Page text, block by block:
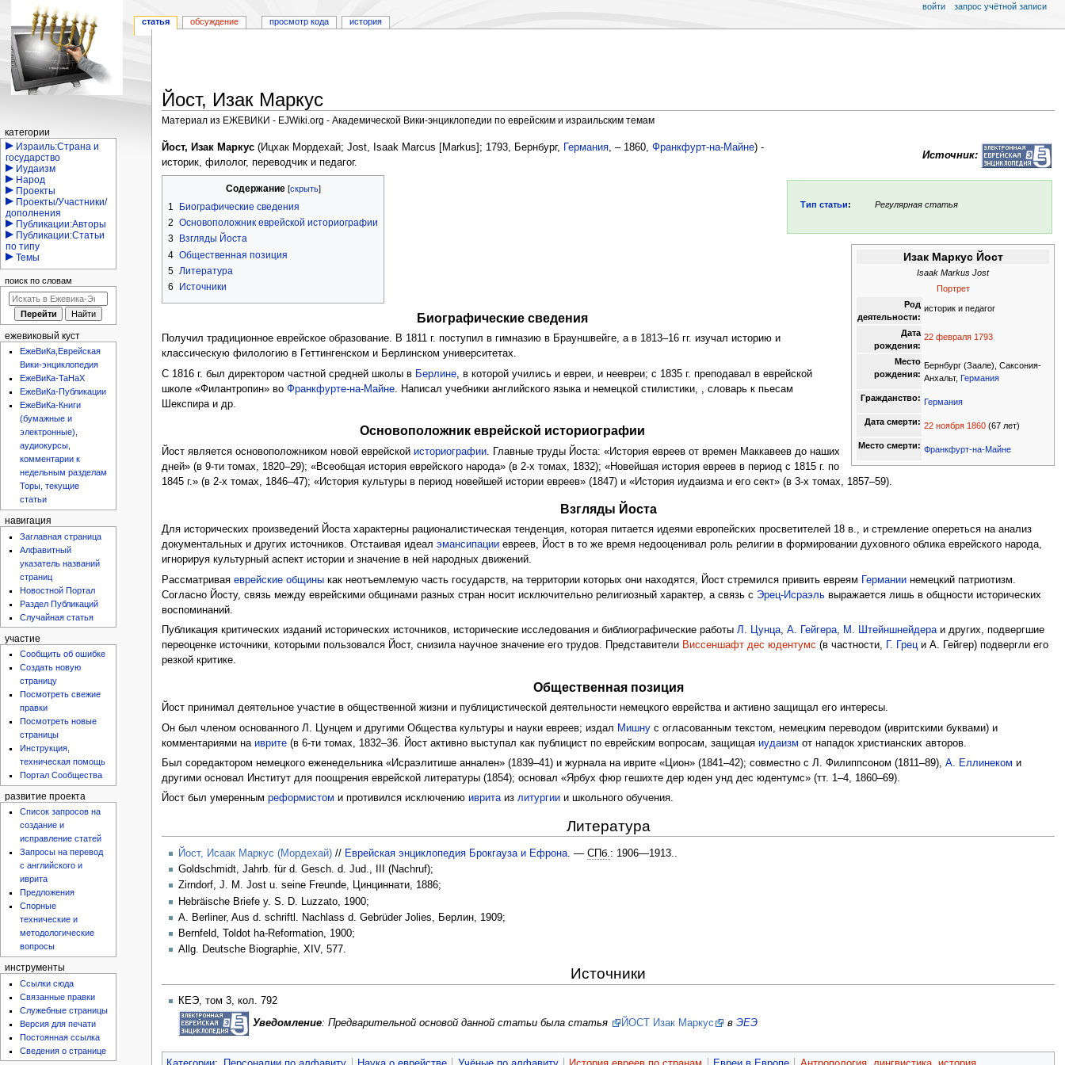
Йост, Изак Маркус
Материал из ЕЖЕВИКИ - EJWiki.org - Академической Вики-энциклопедии по еврейским и израильским темам
Перейти
к
навигации
Перейти
к
поиску
Источник:
Тип статьи: Регулярная статья
Изак Маркус Йост
Isaak Markus Jost
Портрет
Род
деятельности:
историк и педагог
Дата
рождения:
22 февраля 1793
Место
рождения:
Бернбург (Заале), Саксония-
Анхальт,Германия
Гражданство: Германия
Дата смерти: 22 ноября 1860 (67 лет)
Место смерти: Франкфурт-на-Майне
Йост, Изак Маркус (Ицхак Мордехай; Jost, Isaak Marcus [Markus]; 1793, Бернбург, Германия, – 1860,Франкфурт-на-Майне) -
историк, филолог, переводчик и педагог.
Содержание
1
Биографические сведения
2 Основоположник еврейской историографии
3
Взгляды Йоста
4 Общественная позиция
5 Литература
6
Источники
Биографические сведения
Получил традиционное еврейское образование. В 1811 г. поступил в гимназию в Брауншвейге, а в 1813–16 гг. изучал историю и
классическую филологию в Геттингенском и Берлинском университетах.
С 1816 г. был директором частной средней школы в Берлине , в которой учились и евреи, и неевреи; с 1835 г. преподавал в еврейской
школе «Филантропин» воФранкфурте-на-Майне . Написал учебники английского языка и немецкой стилистики, , словарь к пьесам
Шекспира и др.
Основоположник еврейской историографии
Йост является основоположником новой еврейскойисториографии. Главные труды Йоста: «История евреев от времен Маккавеев до наших
дней» (в 9-ти томах, 1820–29); «Всеобщая история еврейского народа» (в 2-х томах, 1832); «Новейшая история евреев в период с 1815 г. по
1845 г.» (в 2-х томах, 1846–47); «История культуры в период новейшей истории евреев» (1847) и «История иудаизма и его сект» (в 3-х томах, 1857–59).
Взгляды Йоста
Для исторических произведений Йоста характерны рационалистическая тенденция, которая питается идеями европейских просветителей 18 в., и стремление опереться на анализ
документальных и других источников. Отстаивая идеалэмансипации евреев, Йост в то же время недооценивал роль религии в формировании духовного облика еврейского народа,
игнорируя культурный аспект истории и значение в ней народных движений.
Рассматриваяеврейские общины как неотъемлемую часть государств, на территории которых они находятся, Йост стремился привить евреям Германии немецкий патриотизм.
Согласно Йосту, связь между еврейскими общинами разных стран носит исключительно религиозный характер, а связь с Эрец-Исраэль выражается лишь в общности исторических
воспоминаний.
Публикация критических изданий исторических источников, исторические исследования и библиографические работыЛ. Цунца,А. Гейгера, М. Штейншнейдераи других, подвергшие
переоценке источники, которыми пользовался Йост, снизила научное значение его трудов. Представители Виссеншафт дес юдентумс (в частности, Г. Греци А. Гейгер) подвергли его
резкой критике.
Общественная позиция
Йост принимал деятельное участие в общественной жизни и публицистической деятельности немецкого еврейства и активно защищал его интересы.
Он был членом основанного Л. Цунцем и другими Общества культуры и науки евреев; издал Мишну с огласованным текстом, немецким переводом (ивритскими буквами) и
комментариями наиврите (в 6-ти томах, 1832–36. Йост активно выступал как публицист по еврейским вопросам, защищаяиудаизм от нападок христианских авторов.
Был соредактором немецкого еженедельника «Исраэлитише аннален» (1839–41) и журнала на иврите «Цион» (1841–42); совместно с Л. Филиппсоном (1811–89),А. Еллинеком и
другими основал Институт для поощрения еврейской литературы (1854); основал «Ярбух фюр гешихте дер юден унд дес юдентумс» (тт. 1–4, 1860–69).
Йост был умереннымреформистом и противился исключениюивритаизлитургии и школьного обучения.
Литература
Йост, Исаак Маркус (Мордехай)// Еврейская энциклопедия Брокгауза и Ефрона. — СПб.: 1906—1913..
Goldschmidt, Jahrb. für d. Gesch. d. Jud., III (Nachruf);
Zirndorf, J. M. Jost u. seine Freunde, Цинциннати, 1886;
Hebräische Briefe у. S. D. Luzzato, 1900;
A. Berliner, Aus d. schriftl. Nachlass d. Gebrüder Jolies, Берлин, 1909;
Bernfeld, Toldot ha-Reformation, 1900;
Allg. Deutsche Biographie, XIV, 577.
Источники
КЕЭ, том 3, кол. 792
Уведомление: Предварительной основой данной статьи была статья ЙОСТ Изак Маркус в ЭЕЭ
Навигация
статья обсуждение просмотр кода история
войти запрос учётной записи
категории
Израиль:Страна и
государство
Иудаизм
Народ
Проекты
Проекты/Участники/
дополнения
Публикации:Авторы
Публикации:Статьи
по типу
Темы
поиск по словам
ежевиковый куст
ЕжеВиКа,Еврейская
Вики-энциклопедия
ЕжеВиКа-ТаНаХ
ЕжеВиКа-Публикации
ЕжеВиКа-Книги
(бумажные и
электронные),
аудиокурсы,
комментарии к
недельным разделам
Торы, текущие
статьи
навигация
Заглавная страница
Алфавитный
указатель названий
страниц
Новостной Портал
Раздел Публикаций
Случайная статья
участие
Сообщить об ошибке
Создать новую
страницу
Посмотреть свежие
правки
Посмотреть новые
страницы
Инструкция,
техническая помощь
Портал Сообщества
развитие проекта
Список запросов на
создание и
исправление статей
Запросы на перевод
с английского и
иврита
Предложения
Спорные
технические и
методологические
вопросы
инструменты
Ссылки сюда
Связанные правки
Служебные страницы
Версия для печати
Постоянная ссылка
Сведения о странице